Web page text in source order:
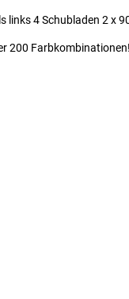
links 4 Schubladen 2 x
200